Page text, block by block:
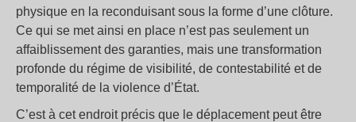
physique en la reconduisant sous la forme d’une clôture.
Ce qui se met ainsi en place n’est pas seulement un
affaiblissement des garanties, mais une transformation
profonde du régime de visibilité, de contestabilité et de
temporalité de la violence d’État.
C’est à cet endroit précis que le déplacement peut être